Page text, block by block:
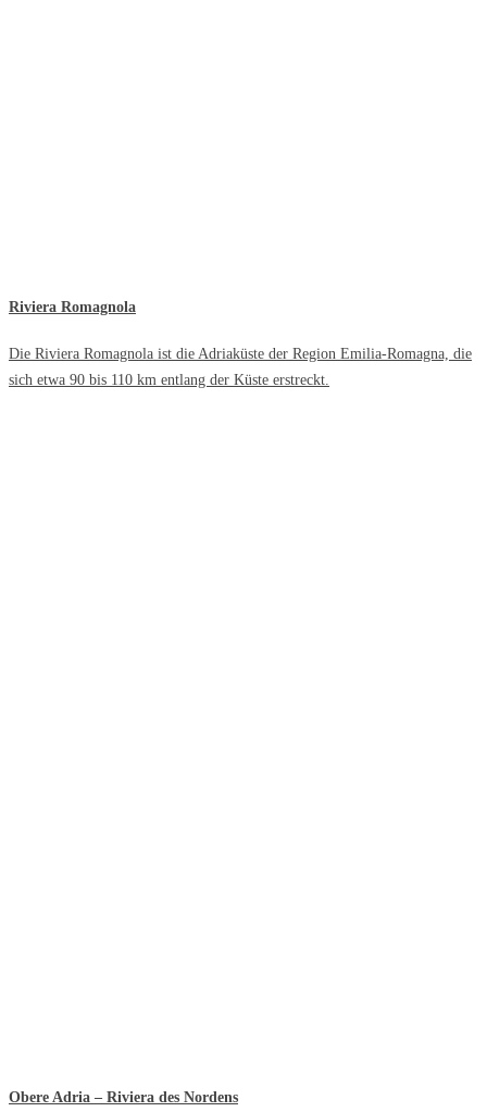
Riviera Romagnola
Die Riviera Romagnola ist die Adriaküste der Region Emilia-Romagna, die
sich etwa 90 bis 110 km entlang der Küste erstreckt.
Obere Adria – Riviera des Nordens